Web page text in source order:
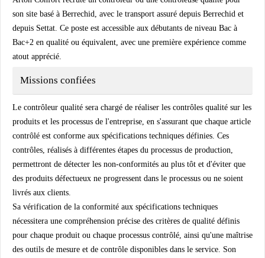
son site basé à Berrechid, avec le transport assuré depuis Berrechid et
depuis Settat. Ce poste est accessible aux débutants de niveau Bac à
Bac+2 en qualité ou équivalent, avec une première expérience comme
atout apprécié.
Missions confiées
Le contrôleur qualité sera chargé de réaliser les contrôles qualité sur les
produits et les processus de l'entreprise, en s'assurant que chaque article
contrôlé est conforme aux spécifications techniques définies. Ces
contrôles, réalisés à différentes étapes du processus de production,
permettront de détecter les non-conformités au plus tôt et d'éviter que
des produits défectueux ne progressent dans le processus ou ne soient
livrés aux clients.
Sa vérification de la conformité aux spécifications techniques
nécessitera une compréhension précise des critères de qualité définis
pour chaque produit ou chaque processus contrôlé, ainsi qu'une maîtrise
des outils de mesure et de contrôle disponibles dans le service. Son